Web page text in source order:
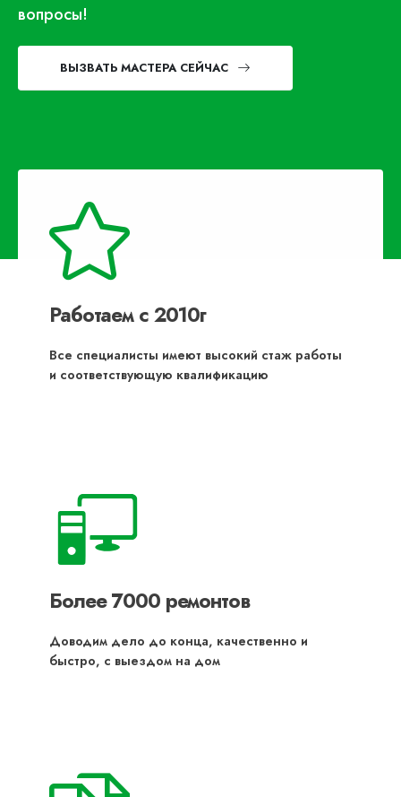
вопросы!
ВЫЗВАТЬ МАСТЕРА СЕЙЧАС
Работаем с 2010г
Все специалисты имеют высокий стаж работы
и соответствующую квалификацию
Более 7000 ремонтов
Доводим дело до конца, качественно и
быстро, с выездом на дом